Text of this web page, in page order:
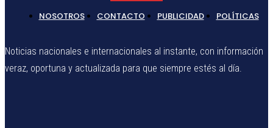
NOSOTROS CONTACTO PUBLICIDAD POLÍTICAS
Noticias nacionales e internacionales al instante, con información
veraz, oportuna y actualizada para que siempre estés al día.